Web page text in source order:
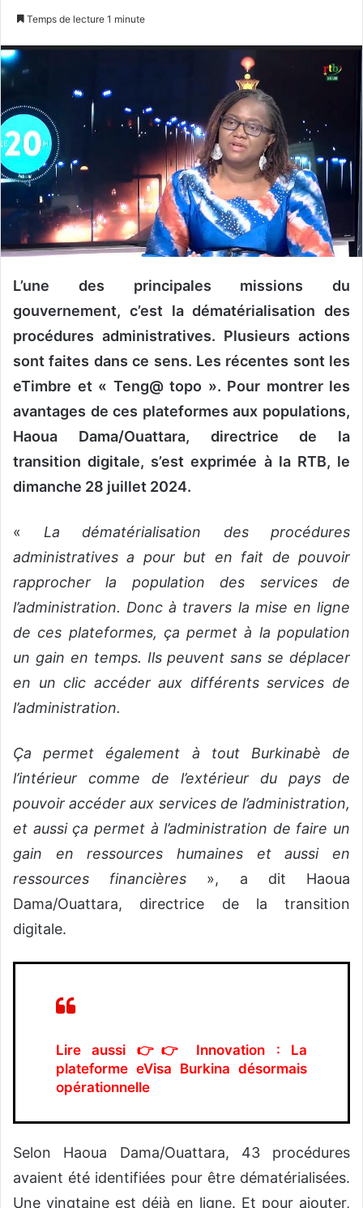
u
c
o
u
r
r
e
Temps de lecture 1 minute
L’une des principales missions du
gouvernement, c’est la dématérialisation des
procédures administratives. Plusieurs actions
sont faites dans ce sens. Les récentes sont les
eTimbre et « Teng@ topo ». Pour montrer les
avantages de ces plateformes aux populations,
Haoua Dama/Ouattara, directrice de la
transition digitale, s’est exprimée à la RTB, le
dimanche 28 juillet 2024.
« La dématérialisation des procédures
administratives a pour but en fait de pouvoir
rapprocher la population des services de
l’administration. Donc à travers la mise en ligne
de ces plateformes, ça permet à la population
un gain en temps. Ils peuvent sans se déplacer
en un clic accéder aux différents services de
l’administration.
Ça permet également à tout Burkinabè de
l’intérieur comme de l’extérieur du pays de
pouvoir accéder aux services de l’administration,
et aussi ça permet à l’administration de faire un
gain en ressources humaines et aussi en
ressources financières », a dit Haoua
Dama/Ouattara, directrice de la transition
digitale.
Lire aussi 👉👉
Innovation : La
plateforme eVisa Burkina désormais
opérationnelle
Selon Haoua Dama/Ouattara, 43 procédures
avaient été identifiées pour être dématérialisées.
Une vingtaine est déjà en ligne. Et pour ajouter,